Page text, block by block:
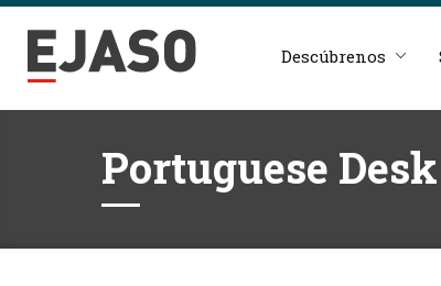
Descúbrenos
Portuguese Desk